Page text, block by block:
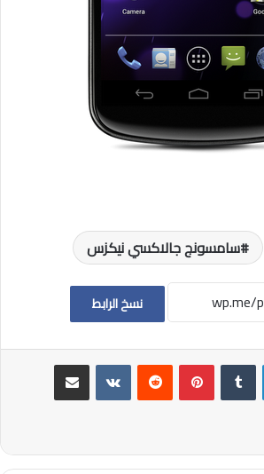
سامسونج جالاكسي نيكزس
نسخ الرابط
لينكدإن بينتيريست
مشاركة عبر البريد